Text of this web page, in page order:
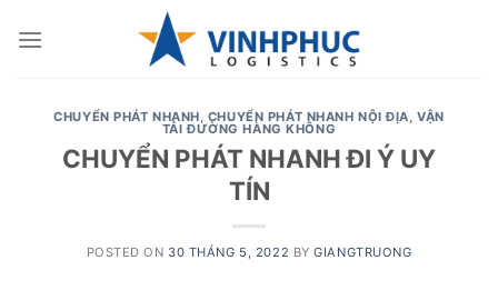
CHUYỂN PHÁT NHANH, CHUYỂN PHÁT NHANH NỘI ĐỊA,VẬN
TẢI ĐƯỜNG HÀNG KHÔNG
CHUYỂN PHÁT NHANH ĐI Ý UY
TÍN
POSTED ON 30 THÁNG 5, 2022 BYGIANGTRUONG